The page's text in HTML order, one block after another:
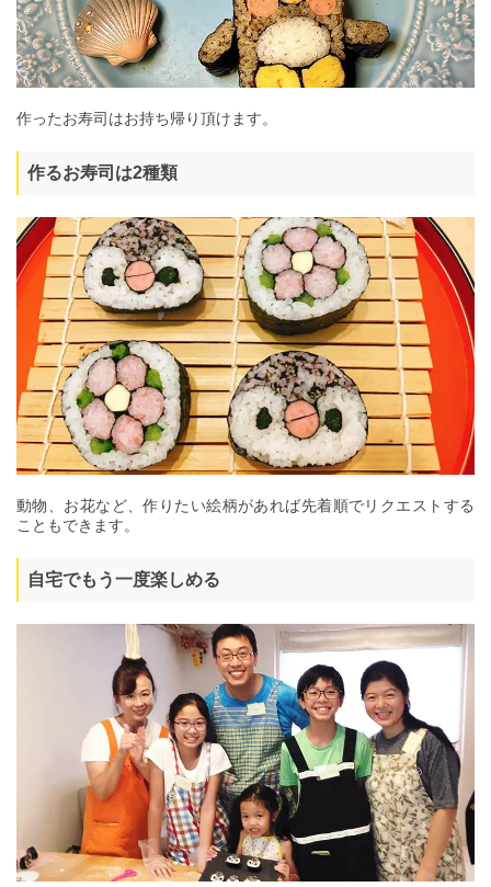
作ったお寿司はお持ち帰り頂けます。
作るお寿司は2種類
動物、お花など、作りたい絵柄があれば先着順でリクエストする
こともできます。
自宅でもう一度楽しめる